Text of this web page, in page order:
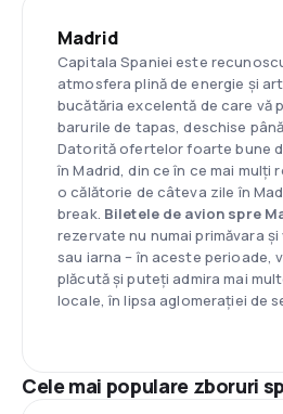
Madrid
Capitala Spaniei este
atmosfera plină de energie și
bucătăria excelentă de care vă
barurile de tapas, deschise
Datorită ofertelor foarte bune
în Madrid, din ce în ce mai mulți
o călătorie de câteva zile în
break. Biletele de avion spre
rezervate nu numai primăvara
sau iarna – în aceste perioade,
plăcută și puteți admira mai
locale, în lipsa aglomerației de
Cele mai populare zboruri